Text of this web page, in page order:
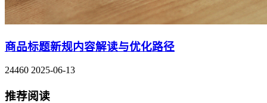
商品标题新规内容解读与优化路径
24460 2025-06-13
推荐阅读